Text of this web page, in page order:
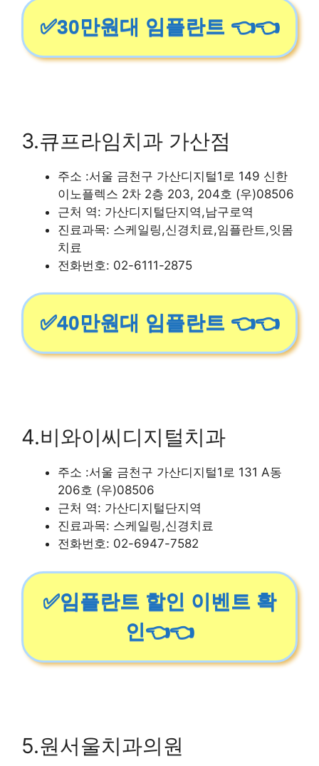
✅30만원대 임플란트 👈👈
3.큐프라임치과 가산점
주소 :서울 금천구 가산디지털1로 149 신한
이노플렉스 2차 2층 203, 204호 (우)08506
근처 역: 가산디지털단지역,남구로역
진료과목: 스케일링,신경치료,임플란트,잇몸
치료
전화번호: 02-6111-2875
✅40만원대 임플란트 👈👈
4.비와이씨디지털치과
주소 :서울 금천구 가산디지털1로 131 A동
206호 (우)08506
근처 역: 가산디지털단지역
진료과목: 스케일링,신경치료
전화번호: 02-6947-7582
✅임플란트 할인 이벤트 확
인👈👈
5.원서울치과의원